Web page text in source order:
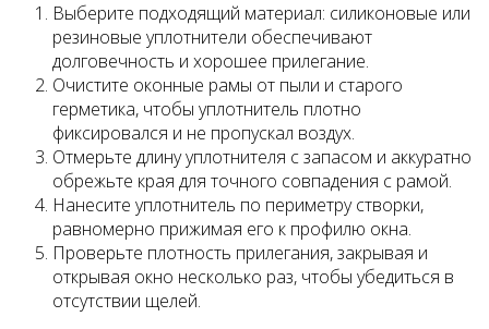
Выберите подходящий материал: силиконовые или
резиновые уплотнители обеспечивают
долговечность и хорошее прилегание.
Очистите оконные рамы от пыли и старого
герметика, чтобы уплотнитель плотно
фиксировался и не пропускал воздух.
Отмерьте длину уплотнителя с запасом и аккуратно
обрежьте края для точного совпадения с рамой.
Нанесите уплотнитель по периметру створки,
равномерно прижимая его к профилю окна.
Проверьте плотность прилегания, закрывая и
открывая окно несколько раз, чтобы убедиться в
отсутствии щелей.